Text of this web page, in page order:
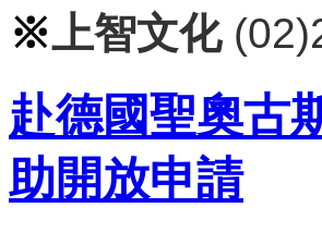
※上智文化
赴德國聖奧古
助開放申請